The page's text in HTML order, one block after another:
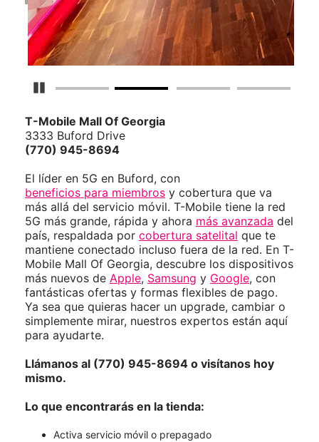
Detener carrusel
T-Mobile Mall Of Georgia
3333 Buford Drive
(770) 945-8694
El líder en 5G en Buford, con
beneficios para miembros y cobertura que va
más allá del servicio móvil. T-Mobile tiene la red
5G más grande, rápida y ahora más avanzada del
país, respaldada por cobertura satelital que te
mantiene conectado incluso fuera de la red. En T-
Mobile Mall Of Georgia, descubre los dispositivos
más nuevos de Apple, Samsung y Google, con
fantásticas ofertas y formas flexibles de pago.
Ya sea que quieras hacer un upgrade, cambiar o
simplemente mirar, nuestros expertos están aquí
para ayudarte.
Llámanos al (770) 945-8694 o visítanos hoy
mismo.
Lo que encontrarás en la tienda:
Activa servicio móvil o prepagado